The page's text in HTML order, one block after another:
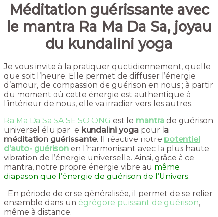
Méditation guérissante avec
le mantra Ra Ma Da Sa, joyau
du kundalini yoga
Je vous invite à la pratiquer quotidiennement, quelle
que soit l’heure. Elle permet de diffuser l’énergie
d’amour, de compassion de guérison en nous ; à partir
du moment où cette énergie est authentique à
l’intérieur de nous, elle va irradier vers les autres.
Ra Ma Da Sa SA SE SO ONG est le mantra de guérison
universel élu par le kundalini yoga pour la
méditation guérissante. Il réactive notre potentiel
d’auto- guérison en l’harmonisant avec la plus haute
vibration de l’énergie universelle. Ainsi, grâce à ce
mantra, notre propre énergie vibre au même
diapason que l’énergie de guérison de l’Univers.
En période de crise généralisée, il permet de se relier
ensemble dans un égrégore puissant de guérison,
même à distance.